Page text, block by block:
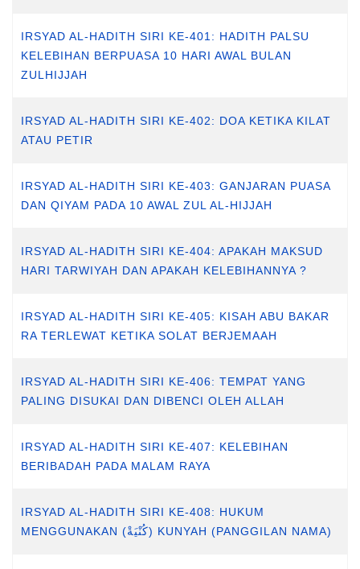
IRSYAD AL-HADITH SIRI KE-401: HADITH PALSU
KELEBIHAN BERPUASA 10 HARI AWAL BULAN
ZULHIJJAH
IRSYAD AL-HADITH SIRI KE-402: DOA KETIKA KILAT
ATAU PETIR
IRSYAD AL-HADITH SIRI KE-403: GANJARAN PUASA
DAN QIYAM PADA 10 AWAL ZUL AL-HIJJAH
IRSYAD AL-HADITH SIRI KE-404: APAKAH MAKSUD
HARI TARWIYAH DAN APAKAH KELEBIHANNYA ?
IRSYAD AL-HADITH SIRI KE-405: KISAH ABU BAKAR
RA TERLEWAT KETIKA SOLAT BERJEMAAH
IRSYAD AL-HADITH SIRI KE-406: TEMPAT YANG
PALING DISUKAI DAN DIBENCI OLEH ALLAH
IRSYAD AL-HADITH SIRI KE-407: KELEBIHAN
BERIBADAH PADA MALAM RAYA
IRSYAD AL-HADITH SIRI KE-408: HUKUM
MENGGUNAKAN (كُنْيَةْ) KUNYAH (PANGGILAN NAMA)